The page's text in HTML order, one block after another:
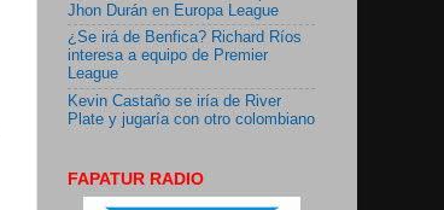
Jhon Durán en Europa League
¿Se irá de Benfica? Richard Ríos
interesa a equipo de Premier
League
Kevin Castaño se iría de River
Plate y jugaría con otro colombiano
FAPATUR RADIO